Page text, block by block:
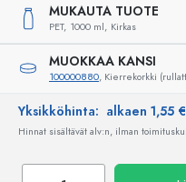
MUKAUTA TUOTE
PET, 1000 ml, Kirkas
MUOKKAA KANSI
100000880, Kierrekorkki
Yksikköhinta: alkaen 1,55 €
Hinnat sisältävät alv:n, ilman